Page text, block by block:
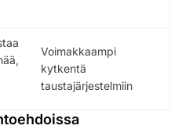
Voimakkaampi
kytkentä
taustajärjestelmiin